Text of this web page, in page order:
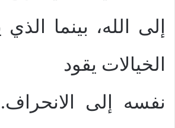
إلى الله، بينما
الخيالات يقود
نفسه إلى